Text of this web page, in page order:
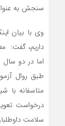
سنجش به
وی با بیان
داریم، گفت:
اما در دو سال
متاسفانه با
درخواست
سلامت